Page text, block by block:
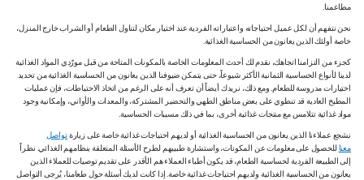
مطاعمنا.
نحن نتفهم أن لكل عميل احتياجاته واعتباراته الفردية عند اختيار مكان لتناول الطعام أو الشراب خارج المنزل،
خاصة أولئك الذين يعانون من الحساسية الغذائية.
كجزء من التزامنا اتجاهك، نقدم لك أحدث المعلومات الخاصة بالمكونات المتاحة من قبل مورّدي المواد الغذائية
لدينا لأنواع الحساسية الثمانية الأكثر شيوعاً، حتى يتمكن ضيوفنا الذين يعانون من الحساسية الغذائية من تحديد
اختيارات مدروسة للطعام. ومع ذلك، نريدك أيضاً أن تعرف أنه على الرغم من اتخاذ الاحتياطات، فإن عمليات
المطبخ العادية قد تنطوي على بعض مناطق الطهي والتحضير المشتركة، والمعدات والأواني، وإمكانية وجود
مواد غذائية تتلامس مع منتجات غذائية أخرى، بما في ذلك مسببات الحساسية.
نشجع عملاءنا الذين يعانون من الحساسية الغذائية أو لديهم احتياجات غذائية خاصة على زيارةتواصل
معنا للحصول على معلومات عن المكونات، واستشارة طبيبهم لطرح الأسئلة المتعلقة بنظامهم الغذائي. نظراً
إلى الطبيعة الفردية لحساسية الطعام، قد يكون أطباء العملاء هم الأقدر على تقديم توصيات للعملاء الذين
يعانون من الحساسية الغذائية ولديهم احتياجات غذائية خاصة. إذا كانت لديك أسئلة حول طعامنا، يُرجى التواصل